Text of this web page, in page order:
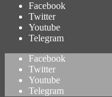
Facebook
Twitter
Youtube
Telegram
Facebook
Twitter
Youtube
Telegram